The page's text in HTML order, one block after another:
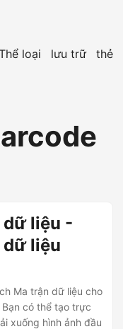
loại lưu trữ thẻ
dữ liệu -
dữ liệu
Ma trận dữ liệu cho
có thể tạo trực
xuống hình ảnh đầu